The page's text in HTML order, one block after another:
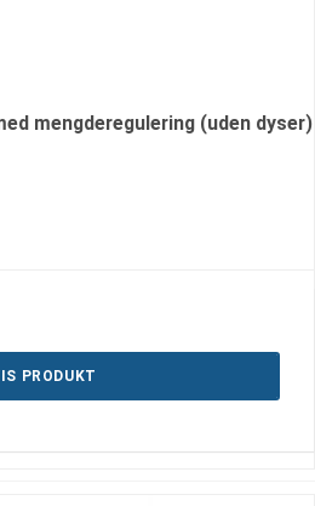
mengderegulering (uden dyser)
PRODUKT